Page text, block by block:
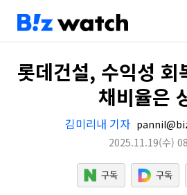
롯데건설, 수익성
채비율은
김미리내 기자
2025.11.19(수)